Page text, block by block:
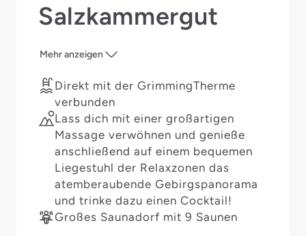
Salzkammergut
Mehr anzeigen
Direkt mit der GrimmingTherme
verbunden
Lass dich mit einer großartigen
Massage verwöhnen und genieße
anschließend auf einem bequemen
Liegestuhl der Relaxzonen das
atemberaubende Gebirgspanorama
und trinke dazu einen Cocktail!
Großes Saunadorf mit 9 Saunen